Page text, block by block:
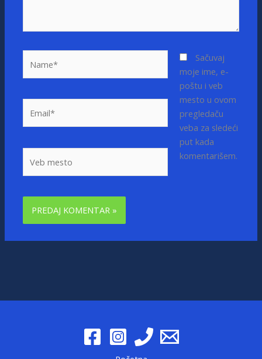
mesto
Sačuvaj
moje ime, e-
poštu i veb
mesto u ovom
pregledaču
veba za sledeći
put kada
komentarišem.